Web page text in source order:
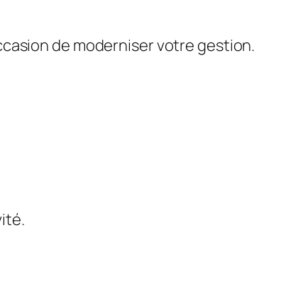
de moderniser votre gestion.